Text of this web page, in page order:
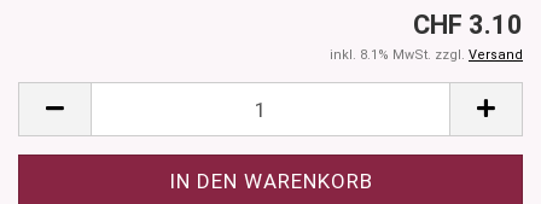
CHF 3.10
inkl. 8.1% MwSt. zzgl. Versand